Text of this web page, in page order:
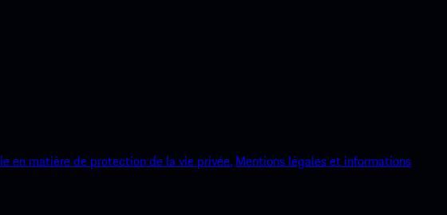
en matière de protection de la vie privée. Mentions légales et informations